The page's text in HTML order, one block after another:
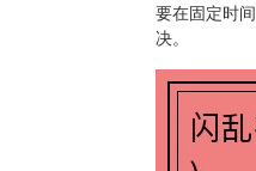
要在固定时
决。